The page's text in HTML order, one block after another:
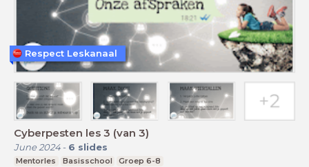
Cyberpesten les 3 (van 3)
June 2024- 6 slides
Mentorles Basisschool Groep 6-8
Respect Leskanaal